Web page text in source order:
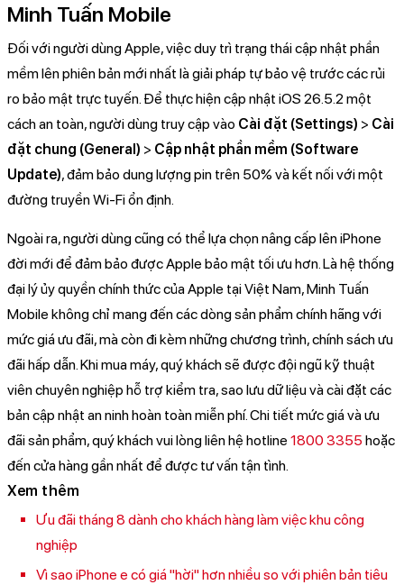
Minh Tuấn Mobile
Đối với người dùng Apple, việc duy trì trạng thái cập nhật phần
mềm lên phiên bản mới nhất là giải pháp tự bảo vệ trước các rủi
ro bảo mật trực tuyến. Để thực hiện cập nhật iOS 26.5.2 một
cách an toàn, người dùng truy cập vào Cài đặt (Settings) > Cài
đặt chung (General) > Cập nhật phần mềm (Software
Update), đảm bảo dung lượng pin trên 50% và kết nối với một
đường truyền Wi-Fi ổn định.
Ngoài ra, người dùng cũng có thể lựa chọn nâng cấp lên iPhone
đời mới để đảm bảo được Apple bảo mật tối ưu hơn. Là hệ thống
đại lý ủy quyền chính thức của Apple tại Việt Nam, Minh Tuấn
Mobile không chỉ mang đến các dòng sản phẩm chính hãng với
mức giá ưu đãi, mà còn đi kèm những chương trình, chính sách ưu
đãi hấp dẫn. Khi mua máy, quý khách sẽ được đội ngũ kỹ thuật
viên chuyên nghiệp hỗ trợ kiểm tra, sao lưu dữ liệu và cài đặt các
bản cập nhật an ninh hoàn toàn miễn phí. Chi tiết mức giá và ưu
đãi sản phẩm, quý khách vui lòng liên hệ hotline 1800 3355 hoặc
đến cửa hàng gần nhất để được tư vấn tận tình.
Xem thêm
Ưu đãi tháng 8 dành cho khách hàng làm việc khu công
nghiệp
Vì sao iPhone e có giá "hời" hơn nhiều so với phiên bản tiêu